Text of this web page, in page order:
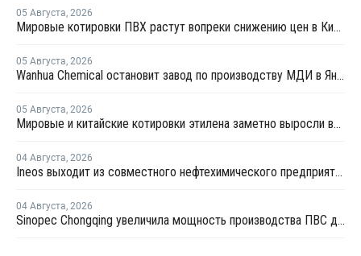
05 Августа, 2026
Мировые котировки ПВХ растут вопреки снижению цен в Китае
05 Августа, 2026
Wanhua Chemical остановит завод по производству МДИ в Яньтае для планового ремонта
05 Августа, 2026
Мировые и китайские котировки этилена заметно выросли во второй половине июля
04 Августа, 2026
Ineos выходит из совместного нефтехимического предприятия с Sinopec
04 Августа, 2026
Sinopec Chongqing увеличила мощность производства ПВС до 210 тысяч тонн